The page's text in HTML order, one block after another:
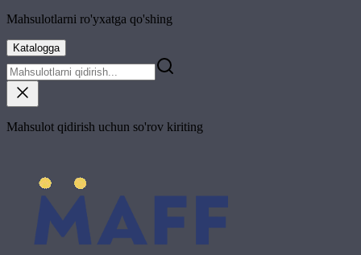
Mahsulotlarni ro'yxatga qo'shing
Katalogga
Mahsulot qidirish uchun so'rov kiriting